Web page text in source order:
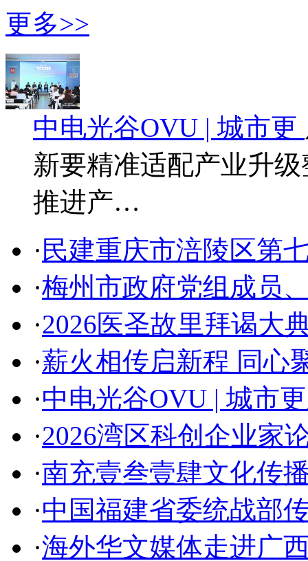
更多>>
中电光谷OVU | 城市更
新要精准适配产业升
推进产…
· 民建重庆市涪陵区第
·梅州市政府党组成员
·2026医圣故里拜谒大
·薪火相传启新程 同心
·中电光谷OVU | 城市
·2026湾区科创企业家
·南充壹叁壹肆文化传
·中国福建省委统战部
·海外华文媒体走进广